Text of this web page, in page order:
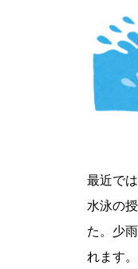
最近で
水泳の
た。少
れます